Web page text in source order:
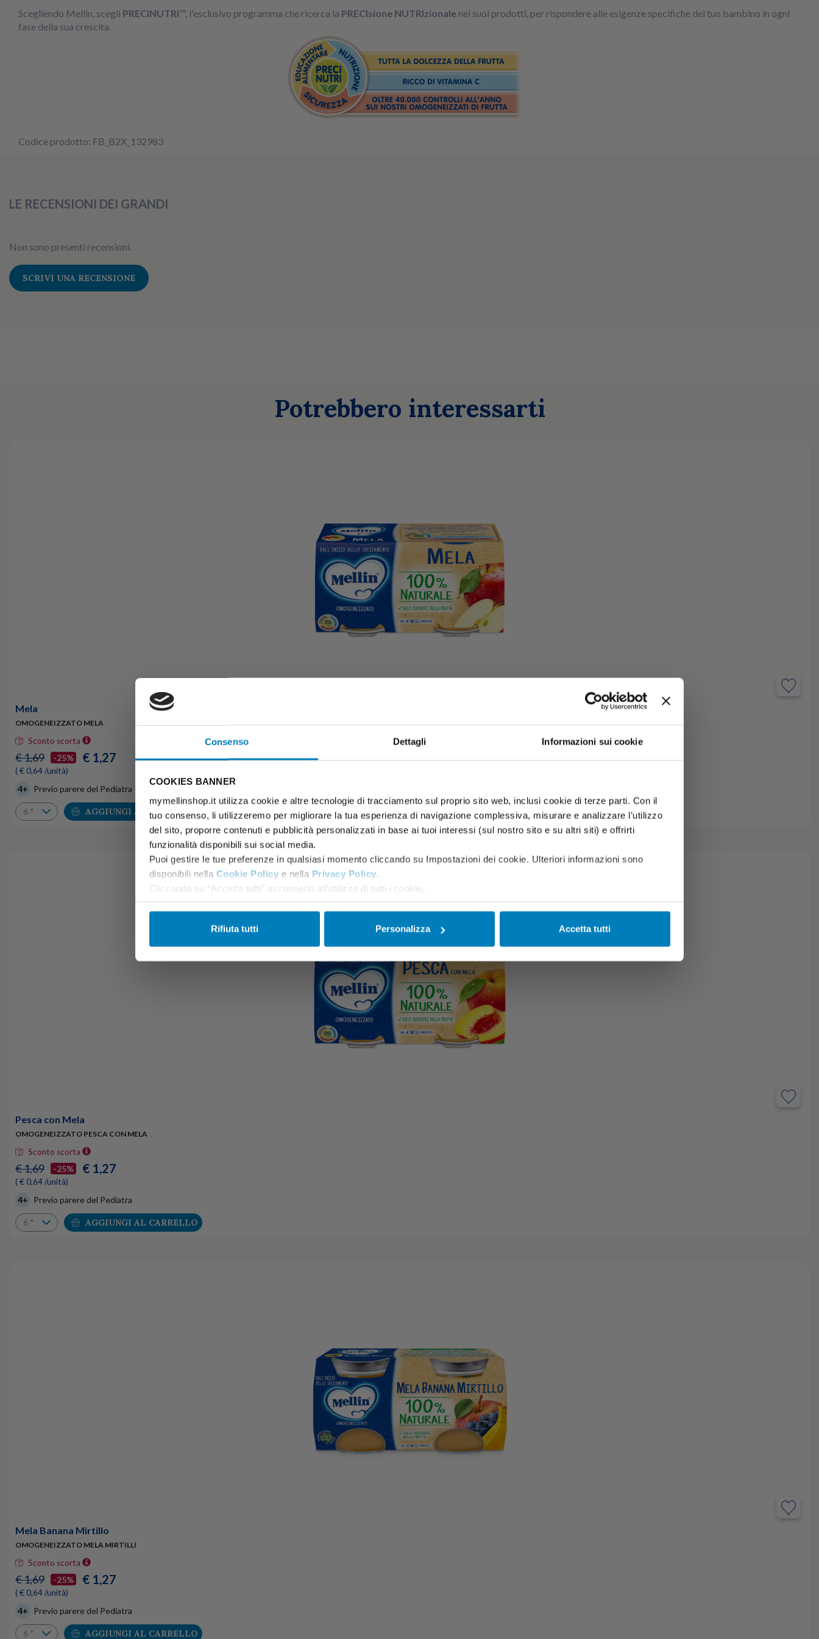
Consenso Dettagli Informazioni sui cookie
COOKIES BANNER
mymellinshop.it utilizza cookie e altre tecnologie di tracciamento sul proprio sito web, inclusi cookie di terze parti. Con il
tuo consenso, li utilizzeremo per migliorare la tua esperienza di navigazione complessiva, misurare e analizzare l’utilizzo
del sito, proporre contenuti e pubblicità personalizzati in base ai tuoi interessi (sul nostro sito e su altri siti) e offrirti
funzionalità disponibili sui social media.
Puoi gestire le tue preferenze in qualsiasi momento cliccando su Impostazioni dei cookie. Ulteriori informazioni sono
disponibili nella Cookie Policy e nella Privacy Policy.
Cliccando su “Accetta tutti” acconsenti all’utilizzo di tutti i cookie.
Rifiuta tutti Personalizza Accetta tutti
Scegliendo Mellin, scegli PRECINUTRI™, l'esclusivo programma che ricerca la PRECIsione NUTRIzionale nei suoi prodotti, per rispondere alle esigenze specifiche del tuo bambino in ogni
fase della sua crescita.
Codice prodotto: FB_B2X_132983
LE RECENSIONI DEI GRANDI
Non sono presenti recensioni.
SCRIVI UNA RECENSIONE
Potrebbero interessarti
Mela
OMOGENEIZZATO MELA
Sconto scorta
€ 1,69 -25% € 1,27
( € 0,64 /unità)
4+ Previo parere del Pediatra
AGGIUNGI AL CARRELLO
Pesca con Mela
OMOGENEIZZATO PESCA CON MELA
Sconto scorta
€ 1,69 -25% € 1,27
( € 0,64 /unità)
4+ Previo parere del Pediatra
AGGIUNGI AL CARRELLO
Mela Banana Mirtillo
OMOGENEIZZATO MELA MIRTILLI
Sconto scorta
€ 1,69 -25% € 1,27
( € 0,64 /unità)
4+ Previo parere del Pediatra
AGGIUNGI AL CARRELLO